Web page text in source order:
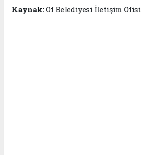
Kaynak:Of Belediyesi İletişim Ofisi